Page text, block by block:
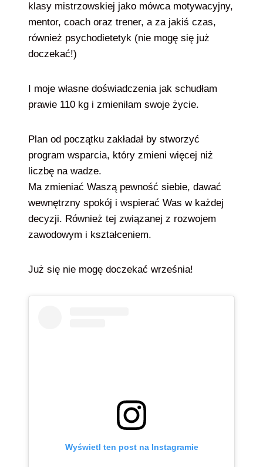
klasy mistrzowskiej jako mówca motywacyjny,
mentor, coach oraz trener, a za jakiś czas,
również psychodietetyk (nie mogę się już
doczekać!)
I moje własne doświadczenia jak schudłam
prawie 110 kg i zmieniłam swoje życie.
Plan od początku zakładał by stworzyć
program wsparcia, który zmieni więcej niż
liczbę na wadze.
Ma zmieniać Waszą pewność siebie, dawać
wewnętrzny spokój i wspierać Was w każdej
decyzji. Również tej związanej z rozwojem
zawodowym i kształceniem.
Już się nie mogę doczekać września!
Wyświetl ten post na Instagramie